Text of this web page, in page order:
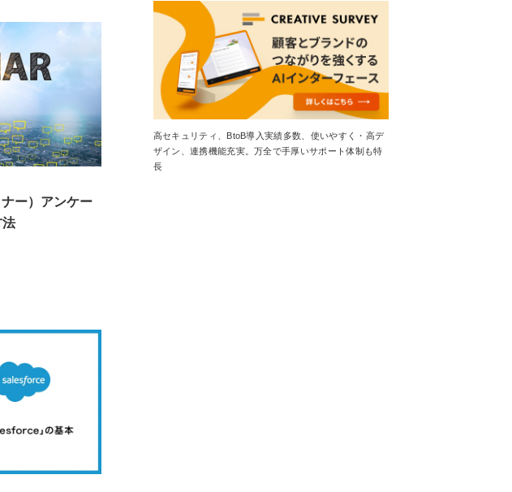
ー）アンケー
法
高セキュリティ、BtoB導入実績多数、使いやすく・高デ
ザイン、連携機能充実。万全で手厚いサポート体制も特
長